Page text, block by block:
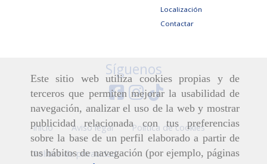
Este sitio web utiliza cookies propias y de
terceros que permiten mejorar la usabilidad de
navegación, analizar el uso de la web y mostrar
publicidad relacionada con tus preferencias
sobre la base de un perfil elaborado a partir de
tus hábitos de navegación (por ejemplo, páginas
Localización
Contactar
Síguenos
Inicio Aviso legal Política de cookies
Política de privacidad